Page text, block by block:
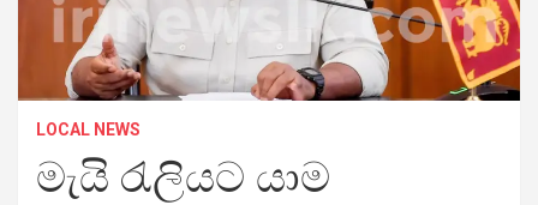
LOCAL NEWS
මැයි රැලියට යාම